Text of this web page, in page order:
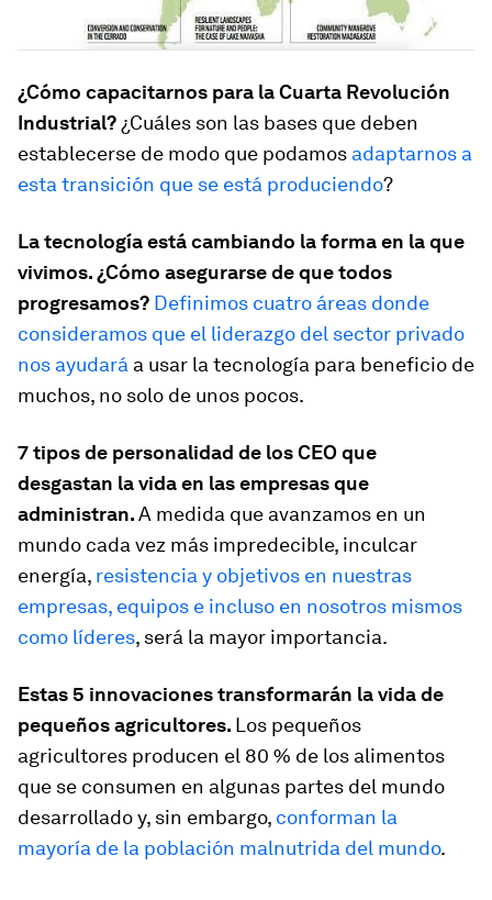
¿Cómo capacitarnos para la Cuarta Revolución
Industrial?¿Cuáles son las bases que deben
establecerse de modo que podamos adaptarnos a
esta transición que se está produciendo?
La tecnología está cambiando la forma en la que
vivimos. ¿Cómo asegurarse de que todos
progresamos? Definimos cuatro áreas donde
consideramos que el liderazgo del sector privado
nos ayudará a usar la tecnología para beneficio de
muchos, no solo de unos pocos.
7 tipos de personalidad de los CEO que
desgastan la vida en las empresas que
administran.A medida que avanzamos en un
mundo cada vez más impredecible, inculcar
energía, resistencia y objetivos en nuestras
empresas, equipos e incluso en nosotros mismos
como líderes, será la mayor importancia.
Estas 5 innovaciones transformarán la vida de
pequeños agricultores. Los pequeños
agricultores producen el 80 % de los alimentos
que se consumen en algunas partes del mundo
desarrollado y, sin embargo, conforman la
mayoría de la población malnutrida del mundo.